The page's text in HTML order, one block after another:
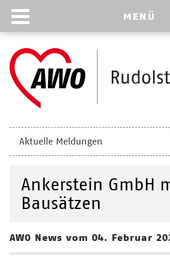
Navigation
überspringen
Aktuelle Meldungen
Ankerstein GmbH
Bausätzen
AWO News vom 04. Februar
MENÜ